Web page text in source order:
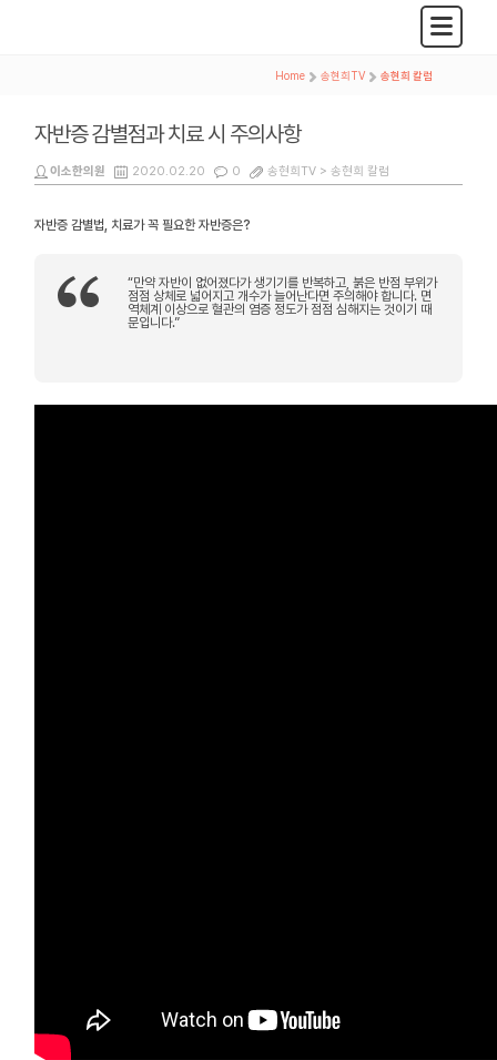
Home > 송현희TV > 송현희 칼럼
자반증 감별점과 치료 시 주의사항
이소한의원 2020.02.20 0 송현희TV >송현희 칼럼
자반증 감별법, 치료가 꼭 필요한 자반증은?
“만약 자반이 없어졌다가 생기기를 반복하고, 붉은 반점 부위가
점점 상체로 넓어지고 개수가 늘어난다면 주의해야 합니다. 면
역체계 이상으로 혈관의 염증 정도가 점점 심해지는 것이기 때
문입니다.”